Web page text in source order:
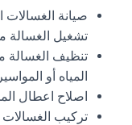
صيانة الغسالات
تشغيل الغسالة
تنظيف الغسالة
المياه أو
اصلاح اعطال
تركيب الغسالات